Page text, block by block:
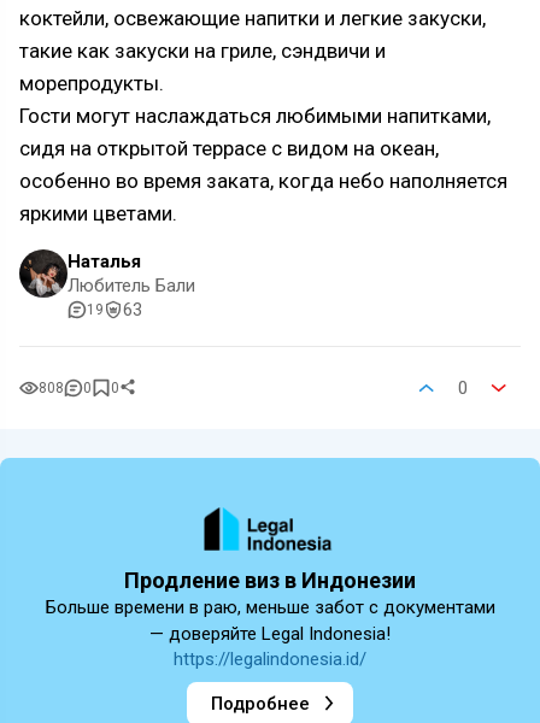
коктейли, освежающие напитки и легкие закуски,
такие как закуски на гриле, сэндвичи и
морепродукты.
Гости могут наслаждаться любимыми напитками,
сидя на открытой террасе с видом на океан,
особенно во время заката, когда небо наполняется
яркими цветами.
Наталья
Любитель Бали
19 63
808 0 0 0
Продление виз в Индонезии
Больше времени в раю, меньше забот с документами
— доверяйте Legal Indonesia!
https://legalindonesia.id/
Подробнее